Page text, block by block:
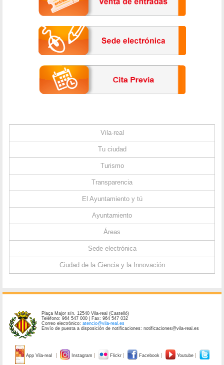
Vila-real
Tu ciudad
Turismo
Transparencia
El Ayuntamiento y tú
Ayuntamiento
Áreas
Sede electrónica
Ciudad de la Ciencia y la Innovación
Plaça Major s/n. 12540 Vila-real (Castelló)
Teléfono: 964 547 000 | Fax: 964 547 032
Correo electrónico:atencio@vila-real.es
Envío de puesta a disposición de notificaciones: notificaciones@vila-real.es
App Vila-real Instagram Flickr Facebook Youtube